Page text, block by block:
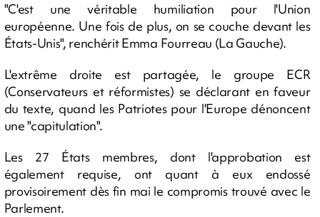
"C'est une véritable humiliation pour l'Union
européenne. Une fois de plus, on se couche devant les
États-Unis", renchérit Emma Fourreau (La Gauche).
L'extrême droite est partagée, le groupe ECR
(Conservateurs et réformistes) se déclarant en faveur
du texte, quand les Patriotes pour l'Europe dénoncent
une "capitulation".
Les 27 États membres, dont l'approbation est
également requise, ont quant à eux endossé
provisoirement dès fin mai le compromis trouvé avec le
Parlement.